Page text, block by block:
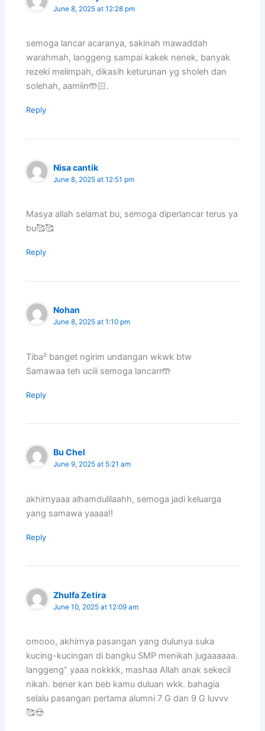
June 8, 2025 at 12:28 pm
semoga lancar acaranya, sakinah mawaddah
warahmah, langgeng sampai kakek nenek, banyak
rezeki melimpah, dikasih keturunan yg sholeh dan
solehah, aamiin🤲🏻.
Reply
Nisa cantik
June 8, 2025 at 12:51 pm
Masya allah selamat bu, semoga diperlancar terus ya
bu🥰🥰
Reply
Nohan
June 8, 2025 at 1:10 pm
Tiba² banget ngirim undangan wkwk btw
Samawaa teh uciii semoga lancarr🤲
Reply
Bu Chel
June 9, 2025 at 5:21 am
akhirnyaaa alhamdulilaahh, semoga jadi keluarga
yang samawa yaaaa!!
Reply
Zhulfa Zetira
June 10, 2025 at 12:09 am
omooo, akhirnya pasangan yang dulunya suka
kucing-kucingan di bangku SMP menikah jugaaaaaa.
langgeng” yaaa nokkkk, mashaa Allah anak sekecil
nikah. bener kan beb kamu duluan wkk. bahagia
selalu pasangan pertama alumni 7 G dan 9 G luvvv
🥰😍